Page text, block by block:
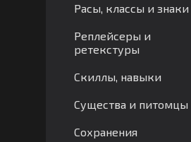
Расы, классы и знаки
Реплейсеры и
ретекстуры
Скиллы, навыки
Существа и питомцы
Сохранения